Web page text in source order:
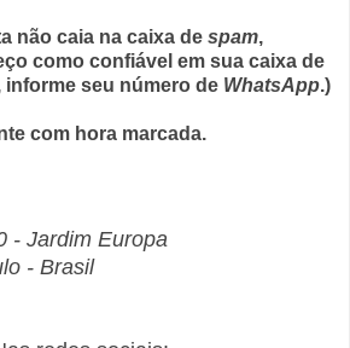
não caia na caixa de spam,
como confiável em sua caixa de
informe seu número de WhatsApp.)
com hora marcada.
- Jardim Europa
- Brasil